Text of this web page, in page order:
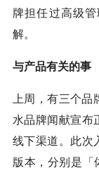
牌担任过高级
解。
与产品有关的事
上周，有三个
水品牌闻献宣布
线下渠道。此次
版本，分别是「